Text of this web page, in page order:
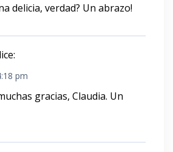
delicia, verdad? Un abrazo!
pm
gracias, Claudia. Un